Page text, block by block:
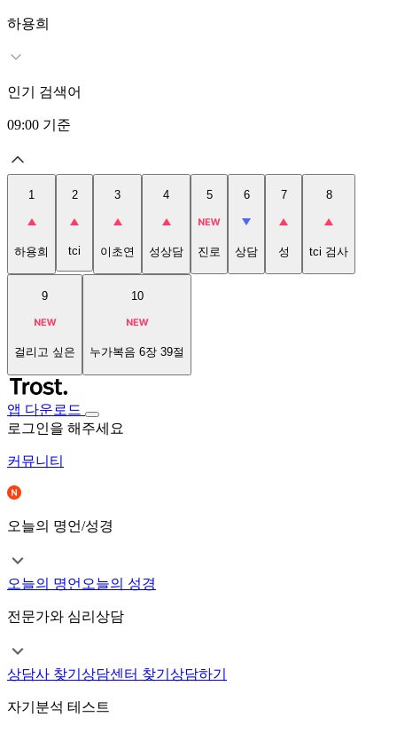
하용희
인기 검색어
09:00 기준
1
하용희
2
tci
3
이초연
4
성상담
5
진로
6
상담
7
성
8
tci 검사
9
걸리고 싶은
10
누가복음 6장 39절
앱 다운로드
로그인을 해주세요
커뮤니티
오늘의 명언/성경
오늘의 명언 오늘의 성경
전문가와 심리상담
상담사 찾기 상담센터 찾기 상담하기
자기분석 테스트